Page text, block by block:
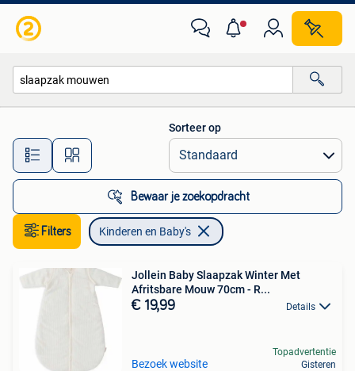
Alle afstanden…
Sorteer op
Bewaar je zoekopdracht
Filters Kinderen en Baby's
Jollein Baby Slaapzak Winter Met
Afritsbare Mouw 70cm - R...
€ 19,99 Details
Bezoek website
Topadvertentie
Gisteren